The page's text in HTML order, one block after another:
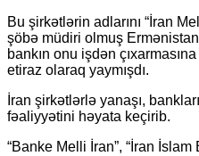
Bu şirkətlərin adlarını “İran
şöbə müdiri olmuş
bankın onu işdən
etiraz olaraq yaymışdı.
İran şirkətlərlə yanaşı,
fəaliyyətini həyata keçirib.
“Banke Melli İran”, “İran İslam